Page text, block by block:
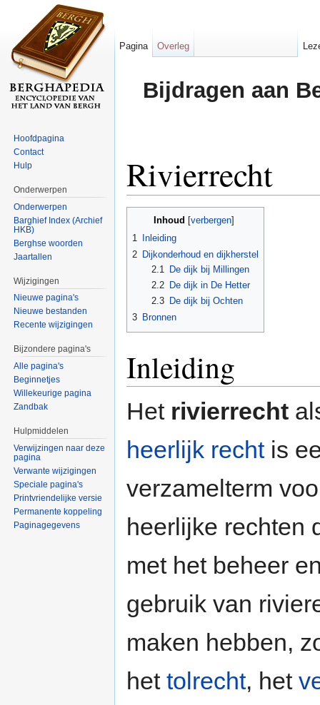
Bijdragen aan
Rivierrecht
Inhoud verbergen
1
Inleiding
2 Dijkonderhoud en dijkherstel
2.1
De dijk bij Millingen
2.2
De dijk in De Hetter
2.3
De dijk bij Ochten
3 Bronnen
Inleiding
Het rivierrecht
heerlijk rechtis
verzamelterm
heerlijke rechten
met het beheer
gebruik van
maken hebben,
het tolrecht, het
Pagina Overleg
Hoofdpagina
Contact
Hulp
Onderwerpen
Onderwerpen
Barghief Index (Archief
HKB)
Berghse woorden
Jaartallen
Wijzigingen
Nieuwe pagina's
Nieuwe bestanden
Recente wijzigingen
Bijzondere pagina's
Alle pagina's
Beginnetjes
Willekeurige pagina
Zandbak
Hulpmiddelen
Verwijzingen naar deze
pagina
Verwante wijzigingen
Speciale pagina's
Printvriendelijke versie
Permanente koppeling
Paginagegevens